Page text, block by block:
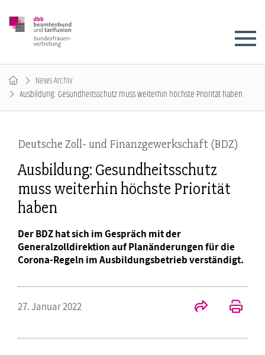
News-Archiv
Ausbildung: Gesundheitsschutz muss weiterhin höchste Priorität haben
Deutsche Zoll- und Finanzgewerkschaft (BDZ)
Ausbildung: Gesundheitsschutz
muss weiterhin höchste Priorität
haben
Der BDZ hat sich im Gespräch mit der
Generalzolldirektion auf Planänderungen für die
Corona-Regeln im Ausbildungsbetrieb verständigt.
27. Januar 2022